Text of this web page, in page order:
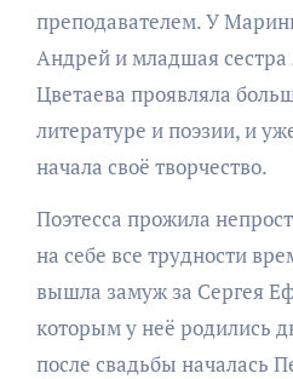
преподавателем. У
Андрей и младшая сестра
Цветаева проявляла
литературе и поэзии, и
начала своё творчество.
Поэтесса прожила
на себе все трудности
вышла замуж за Сергея
которым у неё родились
после свадьбы началась